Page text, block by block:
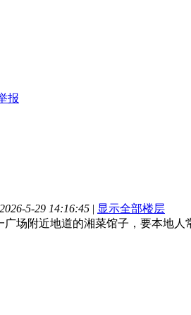
报
5-29 14:16:45 | 显示全部楼层
广场附近地道的湘菜馆子，要本地人